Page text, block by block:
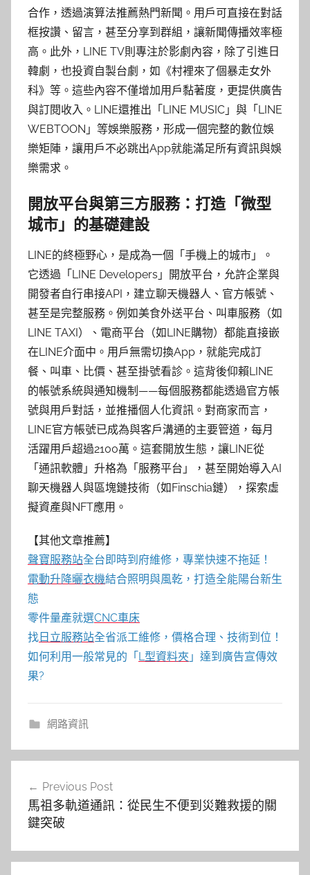
合作，透過演算法推薦熱門新聞。用戶可直接在對話
框按讚、留言，甚至分享到群組，讓新聞傳播效率極
高。此外，LINE TV則專注於影劇內容，除了引進日
韓劇，也投資自製台劇，如《村裡來了個暴走女外
科》等。這些內容不僅增加用戶黏著度，更提供廣告
與訂閱收入。LINE還推出「LINE MUSIC」與「LINE
WEBTOON」等娛樂服務，形成一個完整的數位娛
樂矩陣，讓用戶不必跳出App就能滿足所有資訊與娛
樂需求。
開放平台與第三方服務：打造「微型
城市」的基礎建設
LINE的終極野心，是成為一個「手機上的城市」。
它透過「LINE Developers」開放平台，允許企業與
開發者自行串接API，建立聊天機器人、官方帳號、
甚至是完整服務。例如美食外送平台、叫車服務（如
LINE TAXI）、電商平台（如LINE購物）都能直接嵌
在LINE介面中。用戶無需切換App，就能完成訂
餐、叫車、比價、甚至掛號看診。這背後仰賴LINE
的帳號系統與通知機制——每個服務都能透過官方帳
號與用戶對話，並推播個人化資訊。對商家而言，
LINE官方帳號已成為與客戶溝通的主要管道，每月
活躍用戶超過2100萬。這套開放生態，讓LINE從
「通訊軟體」升格為「服務平台」，甚至開始導入AI
聊天機器人與區塊鏈技術（如Finschia鏈），探索虛
擬資產與NFT應用。
【其他文章推薦】
聲寶服務站全台即時到府維修，專業快速不拖延！
電動升降曬衣機結合照明與風乾，打造全能陽台新生
態
零件量產就選CNC車床
找 日立服務站全省派工維修，價格合理、技術到位！
如何利用一般常見的「 L型資料夾 」達到廣告宣傳效
果?
網路資訊
導
覽
Previous Post
馬祖多軌道通訊：從民生不便到災難救援的關
鍵突破